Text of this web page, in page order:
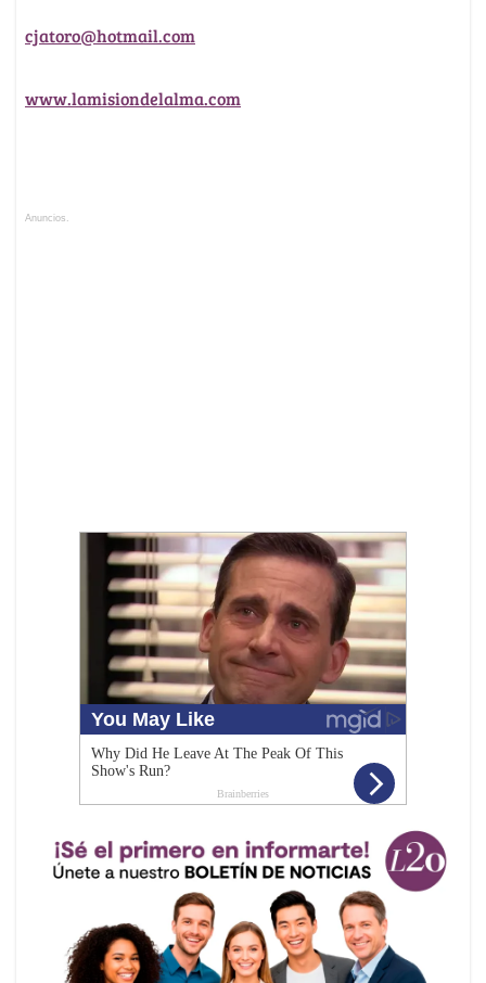
cjatoro@hotmail.com
www.lamisiondelalma.com
Anuncios.